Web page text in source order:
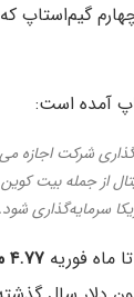
گیم‌استاپ
آمده است:
شرکت اجازه
از جمله بیت
سرمایه‌گذاری شود.
ماه فوریه ۴.۷۷ میلیارد دلار